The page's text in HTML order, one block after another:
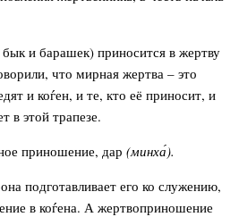
и барашек) приносится в жертву
что мирная жертва – это
и коѓен, и те, кто её приносит, и
в этой трапезе.
приношение, дар (минха́).
подготавливает его ко служению,
в коѓена. А жертвоприношение